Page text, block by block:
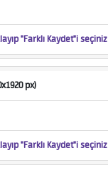
"Farklı Kaydet"i seçiniz
px)
"Farklı Kaydet"i seçiniz